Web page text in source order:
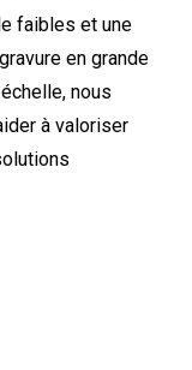
faibles et une
en grande
nous
à valoriser